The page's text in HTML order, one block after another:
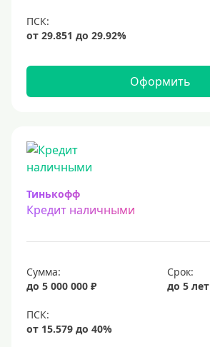
Оформить
Тинькофф
Кредит наличными
Сумма:
до 5 000 000 ₽
Срок:
до 5 лет